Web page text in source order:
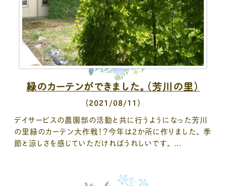
緑のカーテンができました。（芳川の里）
（2021/08/11）
デイサービスの農園部の活動と共に行うようになった芳川
の里緑のカーテン大作戦！？今年は2か所に作りました。 季
節と涼しさを感じていただければうれしいです。 ...